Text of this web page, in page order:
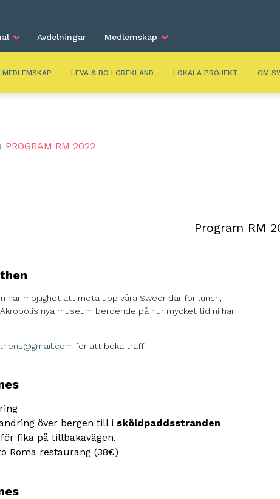
Avdelningar Medlemskap
MEDLEMSKAP LEVA & BO I GREKLAND LOKALA PROJEKT OM
PROGRAM RM 2022
Program RM
har möjlighet att möta upp våra Sweor där för lunch,
nya museum beroende på hur mycket tid ni har
för att boka träff
över bergen till i sköldpaddsstranden
fika på tillbakavägen.
Roma restaurang (38€)